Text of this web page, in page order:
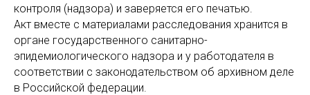
контроля (надзора) и заверяется его печатью.
Акт вместе с материалами расследования хранится в
органе государственного санитарно-
эпидемиологического надзора и у работодателя в
соответствии с законодательством об архивном деле
в Российской федерации.